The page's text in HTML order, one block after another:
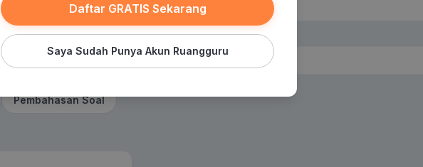
Pembahasan Soal
Daftar GRATIS Sekarang
Saya Sudah Punya Akun Ruangguru